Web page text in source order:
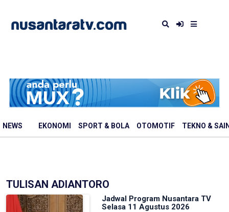
NEWS EKONOMI SPORT & BOLA OTOMOTIF TEKNO &
TULISAN ADIANTORO
Jadwal Program Nusantara TV
Selasa 11 Agustus 2026